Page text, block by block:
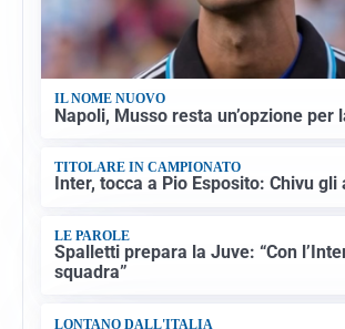
IL NOME NUOVO
Napoli, Musso resta un’opzione per
TITOLARE IN CAMPIONATO
Inter, tocca a Pio Esposito: Chivu gli
LE PAROLE
Spalletti prepara la Juve: “Con
squadra”
LONTANO DALL'ITALIA